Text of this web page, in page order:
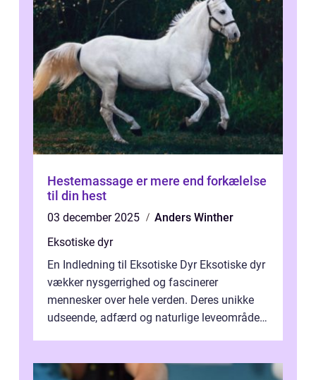
Hestemassage er mere end forkælelse
til din hest
03 december 2025
Anders Winther
Eksotiske dyr
En Indledning til Eksotiske Dyr Eksotiske dyr
vækker nysgerrighed og fascinerer
mennesker over hele verden. Deres unikke
udseende, adfærd og naturlige leveområder